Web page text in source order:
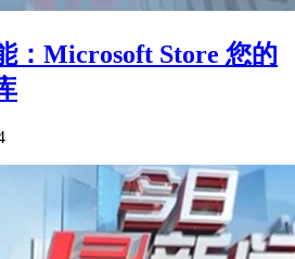
：Microsoft Store 您的